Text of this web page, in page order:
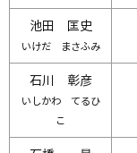
池田 匡史
いけだ まさふみ
石川 彰彦
いしかわ てるひ
こ